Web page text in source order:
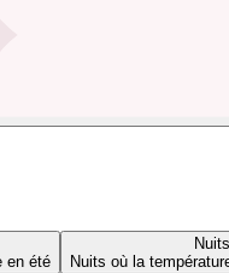
en été
Nuits où la